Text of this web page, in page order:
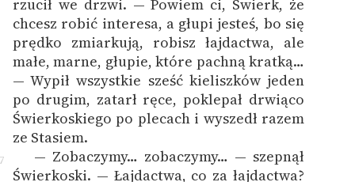
rzucił we drzwi. — Powiem ci, Świerk, że
chcesz robić interesa, a głupi jesteś, bo się
prędko zmiarkują, robisz łajdactwa, ale
małe, marne, głupie, które pachną kratką…
— Wypił wszystkie sześć kieliszków jeden
po drugim, zatarł ręce, poklepał drwiąco
Świerkoskiego po plecach i wyszedł razem
ze Stasiem.
— Zobaczymy… zobaczymy… — szepnął
Świerkoski. — Łajdactwa, co za łajdactwa?